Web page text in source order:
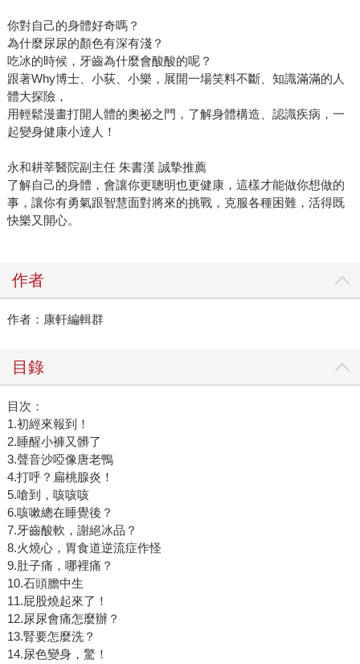
你對自己的身體好奇嗎？
為什麼尿尿的顏色有深有淺？
吃冰的時候，牙齒為什麼會酸酸的呢？
跟著Why博士、小荻、小樂，展開一場笑料不斷、知識滿滿的人
體大探險，
用輕鬆漫畫打開人體的奧祕之門，了解身體構造、認識疾病，一
起變身健康小達人！
永和耕莘醫院副主任 朱書漢 誠摯推薦
了解自己的身體，會讓你更聰明也更健康，這樣才能做你想做的
事，讓你有勇氣跟智慧面對將來的挑戰，克服各種困難，活得既
快樂又開心。
作者
作者：康軒編輯群
目錄
目次：
1.初經來報到！
2.睡醒小褲又髒了
3.聲音沙啞像唐老鴨
4.打呼？扁桃腺炎！
5.嗆到，咳咳咳
6.咳嗽總在睡覺後？
7.牙齒酸軟，謝絕冰品？
8.火燒心，胃食道逆流症作怪
9.肚子痛，哪裡痛？
10.石頭膽中生
11.屁股燒起來了！
12.尿尿會痛怎麼辦？
13.腎要怎麼洗？
14.尿色變身，驚！